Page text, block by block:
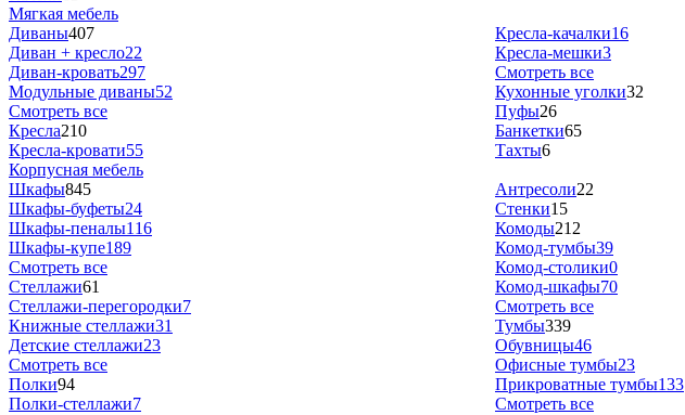
Мягкая мебель
Диваны407
Диван + кресло22
Диван-кровать297
Модульные диваны52
Смотреть все
Кресла210
Кресла-кровати55
Кресла-качалки16
Кресла-мешки3
Смотреть все
Кухонные уголки32
Пуфы26
Банкетки65
Тахты6
Корпусная мебель
Шкафы845
Шкафы-буфеты24
Шкафы-пеналы116
Шкафы-купе189
Смотреть все
Стеллажи61
Стеллажи-перегородки7
Книжные стеллажи31
Детские стеллажи23
Смотреть все
Полки94
Полки-стеллажи7
Антресоли22
Стенки15
Комоды212
Комод-тумбы39
Комод-столики0
Комод-шкафы70
Смотреть все
Тумбы339
Обувницы46
Офисные тумбы23
Прикроватные тумбы133
Смотреть все